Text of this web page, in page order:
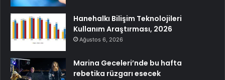
Hanehalkı Bilişim Teknolojileri
Kullanım Araştırması, 2026
Ağustos 6, 2026
Marina Geceleri’nde bu hafta
rebetika rüzgarı esecek